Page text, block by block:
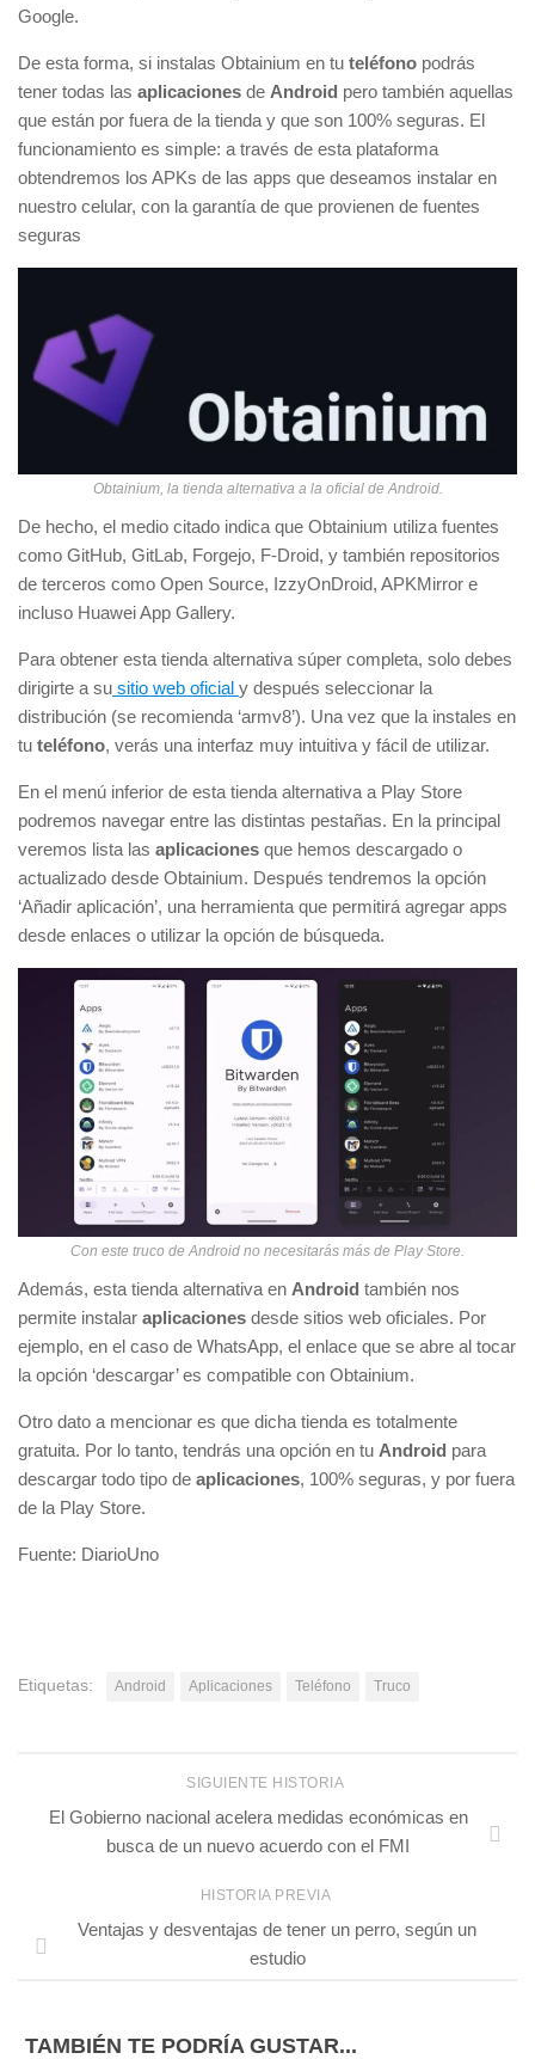
Google.
De esta forma, si instalas Obtainium en tu teléfono podrás
tener todas las aplicaciones de Android pero también aquellas
que están por fuera de la tienda y que son 100% seguras. El
funcionamiento es simple: a través de esta plataforma
obtendremos los APKs de las apps que deseamos instalar en
nuestro celular, con la garantía de que provienen de fuentes
seguras
Obtainium, la tienda alternativa a la oficial de Android.
De hecho, el medio citado indica que Obtainium utiliza fuentes
como GitHub, GitLab, Forgejo, F-Droid, y también repositorios
de terceros como Open Source, IzzyOnDroid, APKMirror e
incluso Huawei App Gallery.
Para obtener esta tienda alternativa súper completa, solo debes
dirigirte a su sitio web oficial y después seleccionar la
distribución (se recomienda ‘armv8’). Una vez que la instales en
tu teléfono, verás una interfaz muy intuitiva y fácil de utilizar.
En el menú inferior de esta tienda alternativa a Play Store
podremos navegar entre las distintas pestañas. En la principal
veremos lista las aplicaciones que hemos descargado o
actualizado desde Obtainium. Después tendremos la opción
‘Añadir aplicación’, una herramienta que permitirá agregar apps
desde enlaces o utilizar la opción de búsqueda.
Con este truco de Android no necesitarás más de Play Store.
Además, esta tienda alternativa en Android también nos
permite instalar aplicaciones desde sitios web oficiales. Por
ejemplo, en el caso de WhatsApp, el enlace que se abre al tocar
la opción ‘descargar’ es compatible con Obtainium.
Otro dato a mencionar es que dicha tienda es totalmente
gratuita. Por lo tanto, tendrás una opción en tu Android para
descargar todo tipo de aplicaciones, 100% seguras, y por fuera
de la Play Store.
Fuente: DiarioUno
Etiquetas: Android Aplicaciones Teléfono Truco
SIGUIENTE HISTORIA
El Gobierno nacional acelera medidas económicas en
busca de un nuevo acuerdo con el FMI
HISTORIA PREVIA
Ventajas y desventajas de tener un perro, según un
estudio
TAMBIÉN TE PODRÍA GUSTAR...